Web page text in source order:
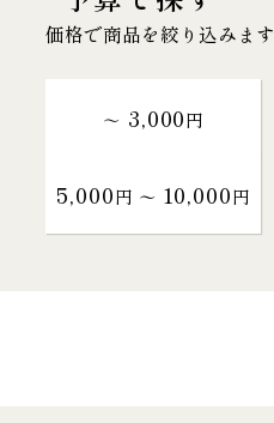
価格で商品を絞り込みます
～ 3,000円
5,000円 〜 10,000円